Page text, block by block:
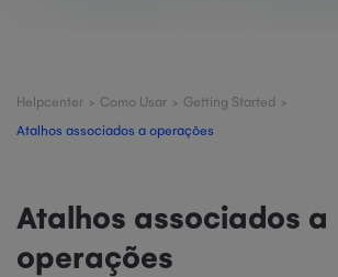
Helpcenter > Como Usar > Getting Started >
Atalhos associados a operações
Atalhos associados a
operações